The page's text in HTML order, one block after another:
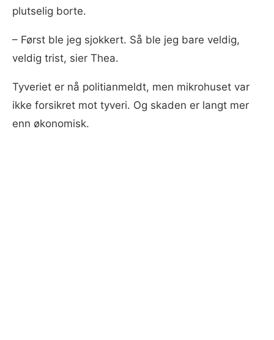
plutselig borte.
–⁠ Først ble jeg sjokkert. Så ble jeg bare veldig,
veldig trist, sier Thea.
Tyveriet er nå politianmeldt, men mikrohuset var
ikke forsikret mot tyveri. Og skaden er langt mer
enn økonomisk.